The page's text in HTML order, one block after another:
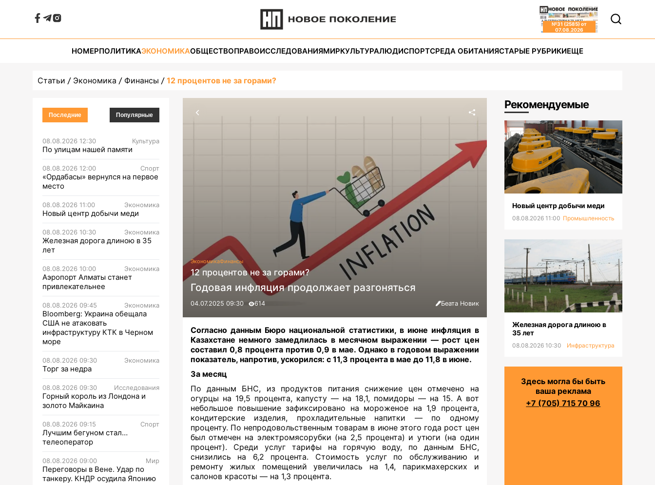
№31 (2585) от
07.08.2026
НОМЕРПОЛИТИКАЭКОНОМИКАОБЩЕСТВОПРАВОИССЛЕДОВАНИЯМИРКУЛЬТУРАЛЮДИСПОРТСРЕДА ОБИТАНИЯСТАРЫЕ РУБРИКИЕЩЕ
Статьи Экономика Финансы 12 процентов не за горами?
Последние Популярные
08.08.2026 12:30 Культура
По улицам нашей памяти
08.08.2026 12:00 Спорт
«Ордабасы» вернулся на первое
место
08.08.2026 11:00 Экономика
Новый центр добычи меди
08.08.2026 10:30 Экономика
Железная дорога длиною в 35
лет
08.08.2026 10:00 Экономика
Аэропорт Алматы станет
привлекательнее
08.08.2026 09:45 Экономика
Bloomberg: Украина обещала
США не атаковать
инфраструктуру КТК в Черном
море
08.08.2026 09:30 Экономика
Торг за недра
08.08.2026 09:30 Исследования
Горный король из Лондона и
золото Майкаина
08.08.2026 09:15 Спорт
Лучшим бегуном стал…
телеоператор
08.08.2026 09:00 Мир
Переговоры в Вене. Удар по
танкеру. КНДР осудила Японию
ЭкономикаФинансы
12 процентов не за горами?
Годовая инфляция продолжает разгоняться
04.07.2025 09:30 614 Беата Новик
Согласно данным Бюро национальной статистики, в июне инфляция в
Казахстане немного замедлилась в месячном выражении — рост цен
составил 0,8 процента против 0,9 в мае. Однако в годовом выражении
показатель, напротив, ускорился: с 11,3 процента в мае до 11,8 в июне.
За месяц
По данным БНС, из продуктов питания снижение цен отмечено на
огурцы на 19,5 процента, капусту — на 18,1, помидоры — на 15. А вот
небольшое повышение зафиксировано на мороженое на 1,9 процента,
кондитерские изделия, прохладительные напитки — по одному
проценту. По непродовольственным товарам в июне этого года рост цен
был отмечен на электромясорубки (на 2,5 процента) и утюги (на один
процент). Среди услуг тарифы на горячую воду, по данным БНС,
снизились на 6,2 процента. Стоимость услуг по обслуживанию и
ремонту жилых помещений увеличилась на 1,4, парикмахерских и
салонов красоты — на 1,3 процента.
Рекомендуемые
Новый центр добычи меди
08.08.2026 11:00 Промышленность
Железная дорога длиною в
35 лет
08.08.2026 10:30 Инфраструктура
Здесь могла бы быть
ваша реклама
+7 (705) 715 70 96